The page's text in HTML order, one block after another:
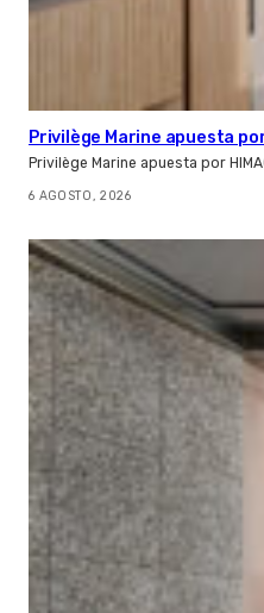
Privilège Marine apuesta
Privilège Marine apuesta por
6 AGOSTO, 2026